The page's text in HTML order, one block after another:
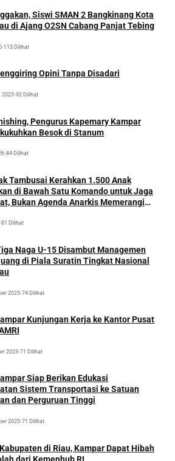
Siswi SMAN 2 Bangkinang Kota
di Ajang O2SN Cabang Panjat Tebing
•113 Dilihat
Opini Tanpa Disadari
2025•92 Dilihat
Pengurus Kapemary Kampar
Besok di Stanum
•84 Dilihat
Tambusai Kerahkan 1.500 Anak
di Bawah Satu Komando untuk Jaga
Bukan Agenda Anarkis Memerangi
•81 Dilihat
Naga U-15 Disambut Managemen
di Piala Suratin Tingkat Nasional
2025•74 Dilihat
Kunjungan Kerja ke Kantor Pusat
2023•71 Dilihat
Siap Berikan Edukasi
Sistem Transportasi ke Satuan
dan Perguruan Tinggi
2025•71 Dilihat
di Riau, Kampar Dapat Hibah
dari Kemenhub RI